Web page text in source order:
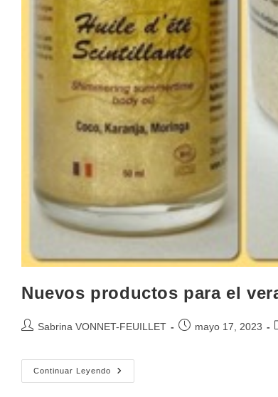
Nuevos productos para el
Sabrina VONNET-FEUILLET mayo 17, 2023
Continuar Leyendo